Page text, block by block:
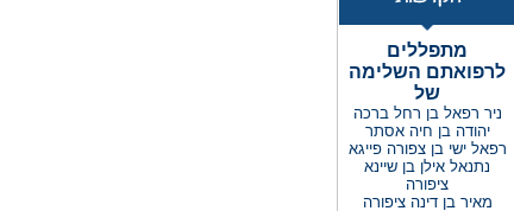
מתפללים
לרפואתם השלימה
של
ניר רפאל בן רחל ברכה
יהודה בן חיה אסתר
רפאל ישי בן צפורה פייגא
נתנאל אילן בן שיינא
ציפורה
מאיר בן דינה ציפורה